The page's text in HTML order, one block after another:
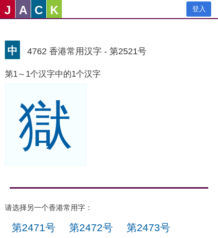
J A C K 登入
中 4762 香港常用汉字 - 第2521号
第1～1个汉字中的1个汉字
獄
请选择另一个香港常用字：
第2471号 第2472号
第2473号